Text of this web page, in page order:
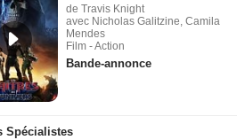
de Travis Knight
avec Nicholas Galitzine, Camila
Mendes
Film - Action
Bande-annonce
Spécialistes